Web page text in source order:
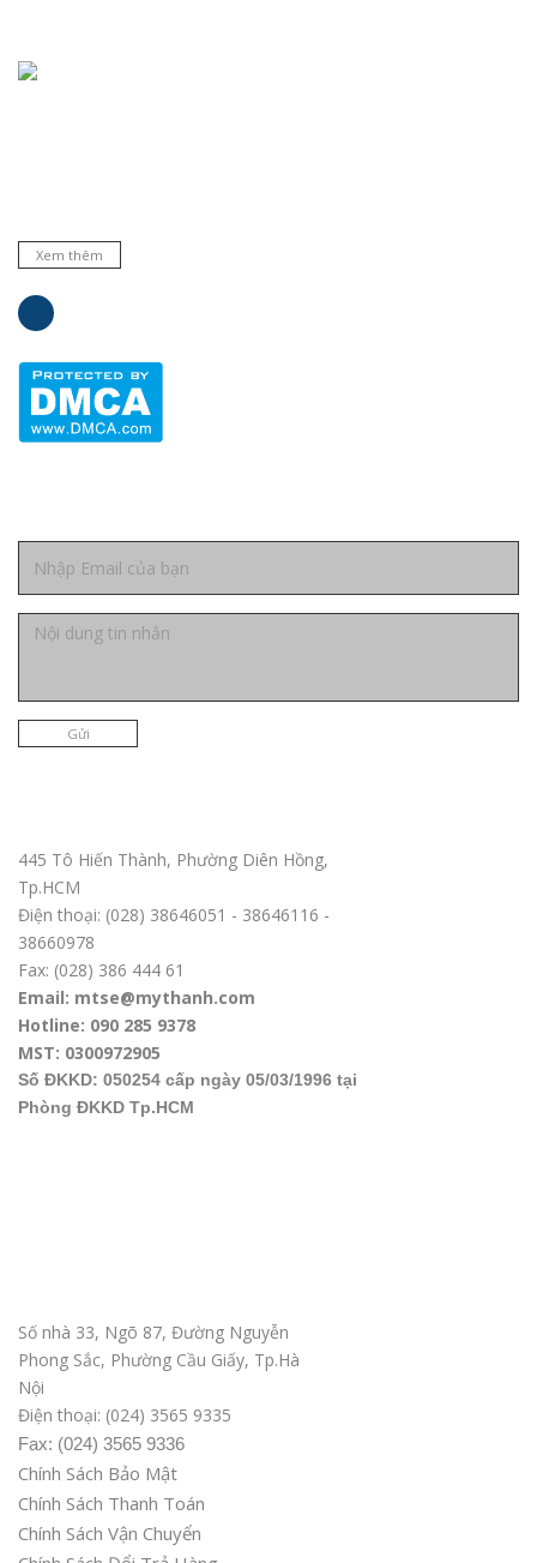
Xem thêm
Gửi
445 Tô Hiến Thành, Phường Diên Hồng,
Tp.HCM
Điện thoại: (028) 38646051 - 38646116 -
38660978
Fax: (028) 386 444 61
Email: mtse@mythanh.com
Hotline: 090 285 9378
MST: 0300972905
Số ĐKKD: 050254 cấp ngày 05/03/1996 tại
Phòng ĐKKD Tp.HCM
Số nhà 33, Ngõ 87, Đường Nguyễn
Phong Sắc, Phường Cầu Giấy, Tp.Hà
Nội
Điện thoại: (024) 3565 9335
Fax: (024) 3565 9336
Chính Sách Bảo Mật
Chính Sách Thanh Toán
Chính Sách Vận Chuyển